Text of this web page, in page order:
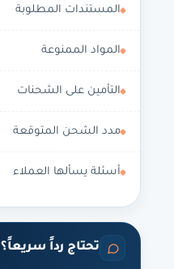
المستندات المطلوبة
المواد الممنوعة
التأمين على الشحنات
مدد الشحن المتوقعة
أسئلة يسألها العملاء
تحتاج رداً سريعاً؟